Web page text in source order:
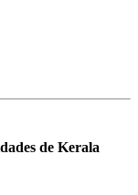
de Kerala